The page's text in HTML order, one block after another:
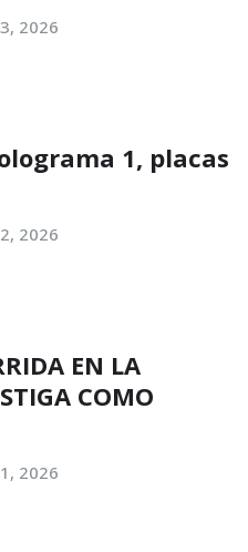
2026
1, placas
2026
EN LA
COMO
2026